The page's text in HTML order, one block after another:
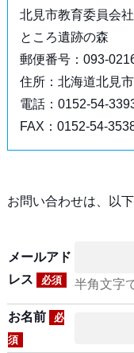
北見市教育委員会
ところ遺跡の森
郵便番号：093-
住所：北海道北見
電話：0152-54-
FAX：0152-54-
お問い合わせは、以
メールアド
レス
必須 半角文字
お名前
必
須